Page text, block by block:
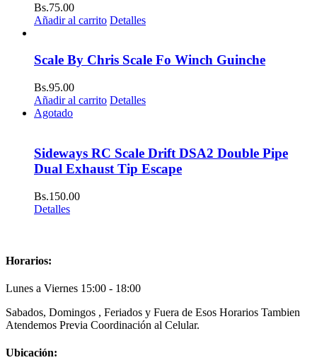
Bs.75.00
Añadir al carrito Detalles
Scale By Chris Scale Fo Winch Guinche
Bs.95.00
Añadir al carrito Detalles
Agotado
Sideways RC Scale Drift DSA2 Double Pipe
Dual Exhaust Tip Escape
Bs.150.00
Detalles
Horarios:
Lunes a Viernes 15:00 - 18:00
Sabados, Domingos , Feriados y Fuera de Esos Horarios Tambien
Atendemos Previa Coordinación al Celular.
Ubicación: